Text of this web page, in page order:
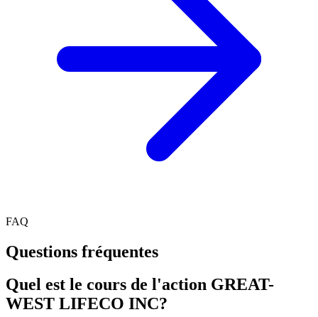
FAQ
Questions fréquentes
Quel est le cours de l'action GREAT-
WEST LIFECO INC?